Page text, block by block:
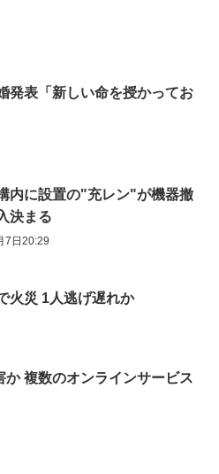
発表「新しい命を授かってお
内に設置の"充レン"が機器撤
決まる
7日20:29
火災 1人逃げ遅れか
複数のオンラインサービス